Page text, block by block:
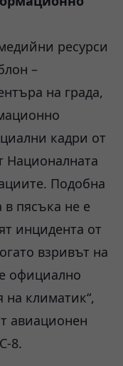
ресурси
–
на града,
кадри от
Националната
Подобна
в пясъка не е
инцидента от
взривът на
официално
на климатик“,
авиационен
8.